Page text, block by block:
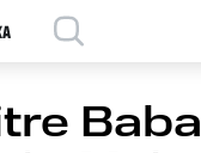
Baba